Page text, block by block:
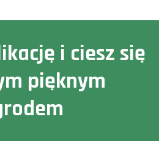
i ciesz się
pięknym